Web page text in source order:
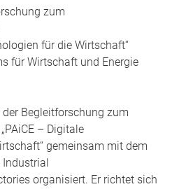
zum
für die Wirtschaft“
für Wirtschaft und Energie
Begleitforschung zum
– Digitale
gemeinsam mit dem
Industrial
organisiert. Er richtet sich